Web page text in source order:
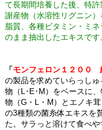
て長期間培養した後、特
謝産物（水溶性リグニン）
脂質、各種ビタミン・ミ
のまま抽出したエキスです
「 モンフェロン１２００
の製品を求めていらっし
物（L･E･M）をベースに
物（G・L・M）とエノキ
の3種類の菌糸体エキスを
た。サラっと溶けて食べ